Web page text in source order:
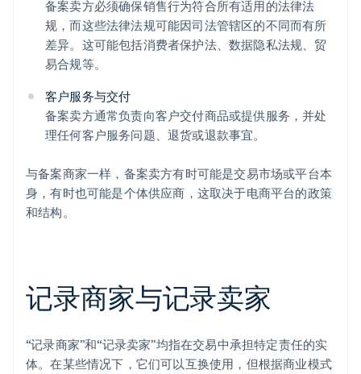
备案卖方必须确保销售行为符合所有适用的法律法
规，而这些法律法规可能因司法管辖区的不同而有所
差异。这可能包括消费者保护法、数据隐私法规、贸
易合规等。
客户服务与交付
备案卖方通常负责向客户交付商品或提供服务，并处
理任何客户服务问题、退货或退款事宜。
与备案商家一样，备案卖方有时可能是交易市场或平台本
身，有时也可能是个体供应商，这取决于电商平台的政策
和结构。
记录商家与记录卖家
“记录商家”和“记录卖家”均指在交易中承担特定责任的实
体。在某些情况下，它们可以互换使用，但根据商业模式